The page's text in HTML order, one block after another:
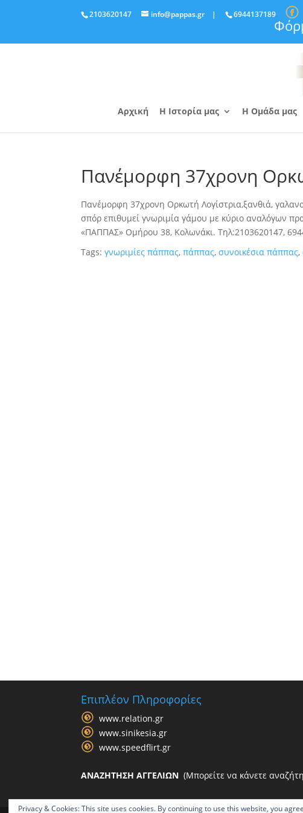
2103620147 info@pappas.gr | 6944137189
Αρχική Η Ιστορία μας Η Ομάδα μας
Πανέμορφη 37χρονη
Πανέμορφη 37χρονη Ορκωτή Λογίστρια,ξανθιά,
σπόρ επιθυμεί γνωριμία γάμου με κύριο αναλόγων
«ΠΑΠΠΑΣ» Ομήρου 38, Κολωνάκι. Τηλ:2103620147,
Tags:γνωριμίες πάππας,πάππας,συνοικέσια πάππας,
Επιπλέον Πληροφορίες
www.relation.gr
www.sinikesia.gr
www.speedflirt.gr
ΑΝΑΖΗΤΗΣΗ ΑΓΓΕΛΙΩΝ (Μπορείτε να κάνετε
Privacy & Cookies: This site uses cookies. By continuing to use this website, you